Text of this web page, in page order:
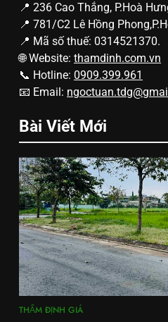
📍 236 Cao Thắng, P.Hoà
📍 781/C2 Lê Hồng
📍 Mã số thuế: 0314521370.
🌐 Website: thamdinh.com.vn
📞 Hotline: 0909.399.961
📧 Email:
Bài Viết Mới
THẨM ĐỊNH GIÁ